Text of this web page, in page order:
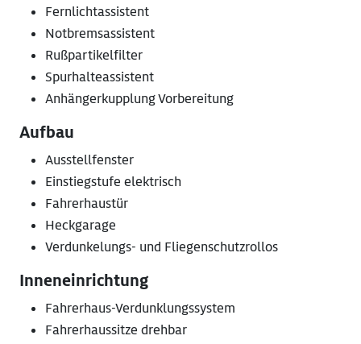
Fernlichtassistent
Notbremsassistent
Rußpartikelfilter
Spurhalteassistent
Anhängerkupplung Vorbereitung
Aufbau
Ausstellfenster
Einstiegstufe elektrisch
Fahrerhaustür
Heckgarage
Verdunkelungs- und Fliegenschutzrollos
Inneneinrichtung
Fahrerhaus-Verdunklungssystem
Fahrerhaussitze drehbar